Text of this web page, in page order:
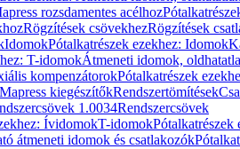
rozsdamentes acélhoz
Rögzítések csövekhezRögzítések
IdomokPótalkatrészek ezekhez: Idomok
T-idomokÁtmeneti idomok,
kompenzátorokPótalkatrészek
kiegészítőkRendszertömítések
1.0034Rendszercsövek
ÍvidomokT-idomokPótalkatrészek
átmeneti idomok és csatlakozók